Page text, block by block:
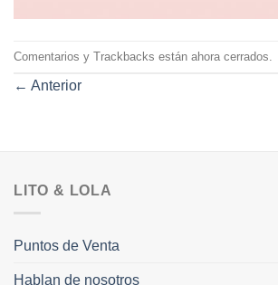
Comentarios y Trackbacks están ahora cerrados.
← Anterior
LITO & LOLA
Puntos de Venta
Hablan de nosotros